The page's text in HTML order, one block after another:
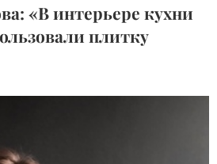
«В интерьере кухни
плитку